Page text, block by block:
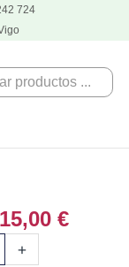
724
15,00€
+